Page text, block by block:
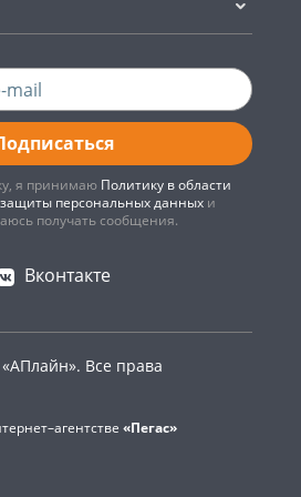
я принимаю Политику в области
персональных данныхи
получать сообщения.
Вконтакте
Все права
«Пегас»